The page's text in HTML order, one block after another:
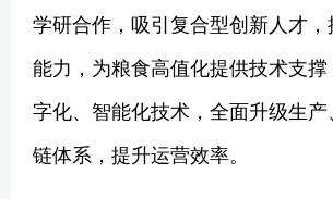
学研合作，吸引复合型创新人才
能力，为粮食高值化提供技术支
字化、智能化技术，全面升级生
链体系，提升运营效率。